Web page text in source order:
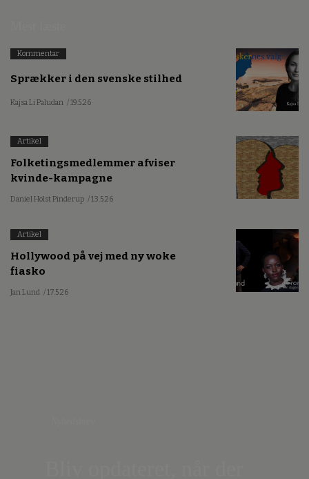
Kommentar
Sprækker i den svenske stilhed
Kajsa Li Paludan / 19.5.26
Artikel
Folketingsmedlemmer afviser
kvinde-kampagne
Daniel Holst Pinderup / 13.5.26
Artikel
Hollywood på vej med ny woke
fiasko
Jan Lund / 17.5.26